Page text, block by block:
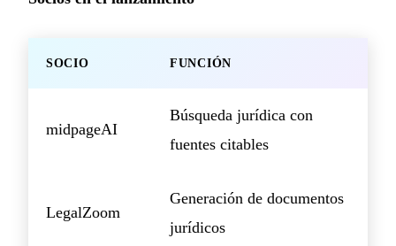
SOCIO FUNCIÓN
midpageAI
Búsqueda jurídica con
fuentes citables
LegalZoom
Generación de documentos
jurídicos